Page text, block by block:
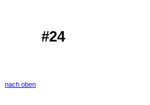
#24
nach oben